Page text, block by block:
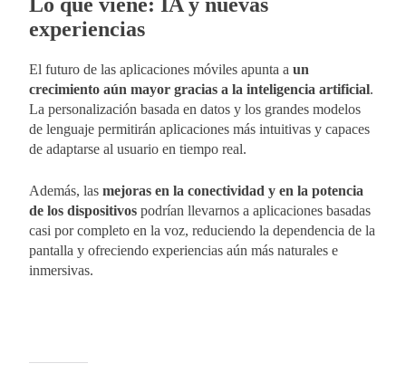
Lo que viene: IA y nuevas
experiencias
El futuro de las aplicaciones móviles apunta a un
crecimiento aún mayor gracias a la inteligencia artificial.
La personalización basada en datos y los grandes modelos
de lenguaje permitirán aplicaciones más intuitivas y capaces
de adaptarse al usuario en tiempo real.
Además, las mejoras en la conectividad y en la potencia
de los dispositivos podrían llevarnos a aplicaciones basadas
casi por completo en la voz, reduciendo la dependencia de la
pantalla y ofreciendo experiencias aún más naturales e
inmersivas.